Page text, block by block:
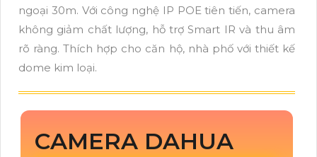
ngoại 30m. Với công nghệ IP POE tiên tiến, camera
không giảm chất lượng, hỗ trợ Smart IR và thu âm
rõ ràng. Thích hợp cho căn hộ, nhà phố với thiết kế
dome kim loại.
CAMERA DAHUA